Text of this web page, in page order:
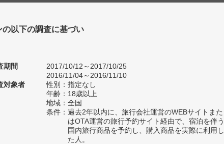
以下の調査に基づい
期間
2017/10/12～2017/10/25
2016/11/04～2016/11/10
対象者
性別：指定なし
年齢：18歳以上
地域：全国
条件：過去2年以内に、旅行会社運営のWEBサイトまた
はOTA運営の旅行予約サイト経由で、宿泊を伴う
国内旅行商品を予約し、購入商品を実際に利用し
た人。